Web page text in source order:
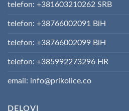
telefon: +381603210262 SRB
telefon: +38766002091 BiH
telefon: +38766002099 BiH
telefon: +385992273296 HR
email: info@prikolice.co
DELOVI